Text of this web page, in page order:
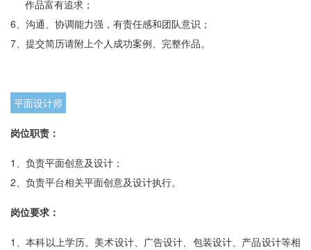
作品富有追求；
6、 沟通、协调能力强，有责任感和团队意识；
7、 提交简历请附上个人成功案例、完整作品。
平面设计师
岗位职责：
1、 负责平面创意及设计；
2、 负责平台相关平面创意及设计执行。
岗位要求：
1、本科以上学历。美术设计、广告设计、包装设计、产品设计等相